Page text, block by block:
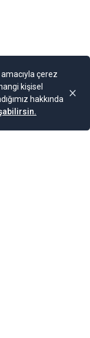
çerez
kişisel
hakkında